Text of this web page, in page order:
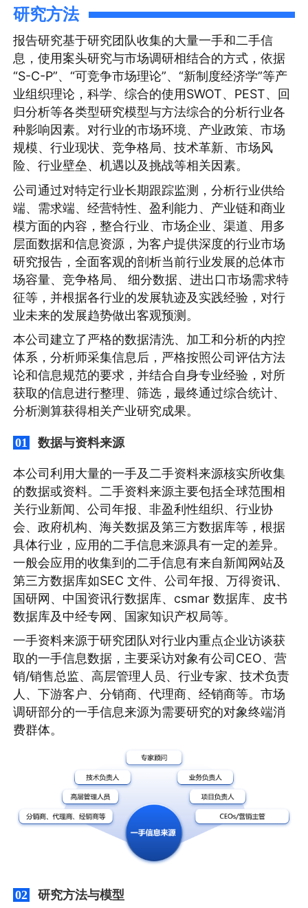
研究方法
报告研究基于研究团队收集的大量一手和二手信
息，使用案头研究与市场调研相结合的方式，依据
“S-C-P”、“可竞争市场理论”、“新制度经济学”等产
业组织理论，科学、综合的使用SWOT、PEST、回
归分析等各类型研究模型与方法综合的分析行业各
种影响因素。对行业的市场环境、产业政策、市场
规模、行业现状、竞争格局、技术革新、市场风
险、行业壁垒、机遇以及挑战等相关因素。
公司通过对特定行业长期跟踪监测，分析行业供给
端、需求端、经营特性、盈利能力、产业链和商业
模方面的内容，整合行业、市场企业、渠道、用多
层面数据和信息资源，为客户提供深度的行业市场
研究报告，全面客观的剖析当前行业发展的总体市
场容量、竞争格局、 细分数据、进出口市场需求特
征等，并根据各行业的发展轨迹及实践经验，对行
业未来的发展趋势做出客观预测。
本公司建立了严格的数据清洗、加工和分析的内控
体系，分析师采集信息后，严格按照公司评估方法
论和信息规范的要求，并结合自身专业经验，对所
获取的信息进行整理、筛选，最终通过综合统计、
分析测算获得相关产业研究成果。
01 数据与资料来源
本公司利用大量的一手及二手资料来源核实所收集
的数据或资料。二手资料来源主要包括全球范围相
关行业新闻、公司年报、非盈利性组织、行业协
会、政府机构、海关数据及第三方数据库等，根据
具体行业，应用的二手信息来源具有一定的差异。
一般会应用的收集到的二手信息有来自新闻网站及
第三方数据库如SEC 文件、公司年报、万得资讯、
国研网、中国资讯行数据库、csmar 数据库、皮书
数据库及中经专网、国家知识产权局等。
一手资料来源于研究团队对行业内重点企业访谈获
取的一手信息数据，主要采访对象有公司CEO、营
销/销售总监、高层管理人员、行业专家、技术负责
人、下游客户、分销商、代理商、经销商等。市场
调研部分的一手信息来源为需要研究的对象终端消
费群体。
02 研究方法与模型